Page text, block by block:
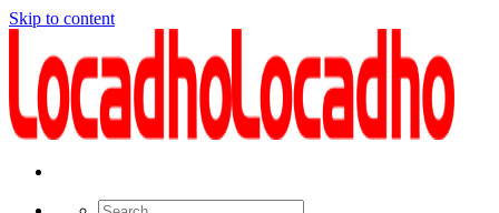
Skip to content